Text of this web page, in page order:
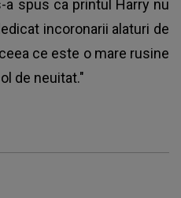
a spus ca printul Harry nu
incoronarii alaturi de
ce este o mare rusine
de neuitat."